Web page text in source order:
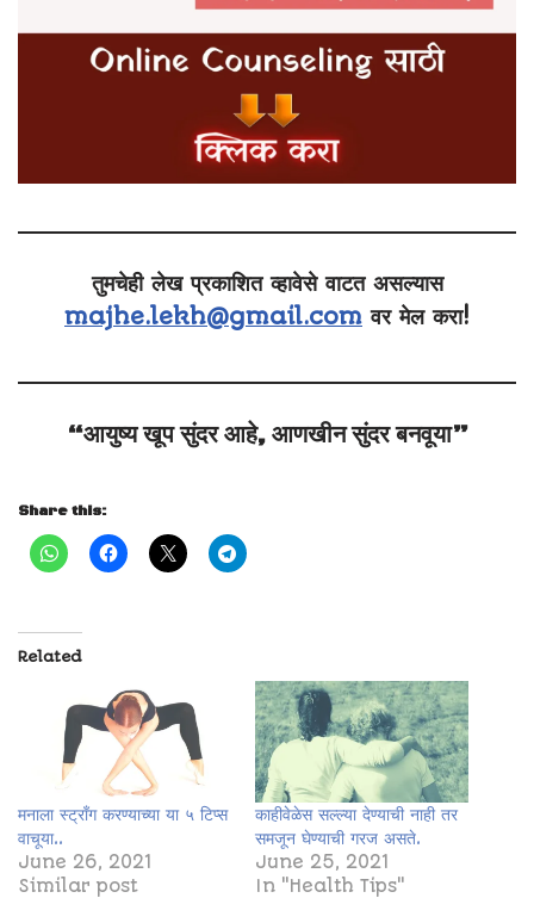
तुमचेही लेख प्रकाशित व्हावेसे वाटत असल्यास
majhe.lekh@gmail.com वर मेल करा!
“आयुष्य खूप सुंदर आहे, आणखीन सुंदर बनवूया”
Share this:
Related
मनाला स्ट्रॉंग करण्याच्या या ५ टिप्स
वाचूया..
June 26, 2021
Similar post
काहीवेळेस सल्ल्या देण्याची नाही तर
समजून घेण्याची गरज असते.
June 25, 2021
In "Health Tips"